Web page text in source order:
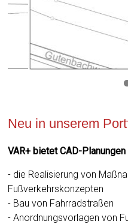
Neu in unserem
VAR+ bietet CAD-Planungen
- die Realisierung von
Fußverkehrskonzepten
- Bau von Fahrradstraßen
- Anordnungsvorlagen von